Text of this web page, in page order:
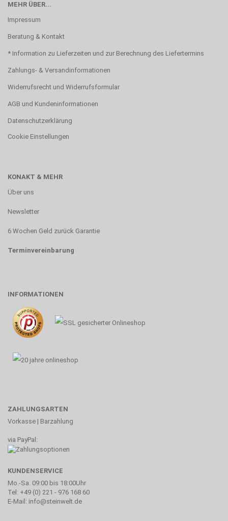
MEHR ÜBER...
Impressum
Beratung & Kontakt
* Information zu Lieferzeiten und zur Berechnung des Liefertermins
Zahlungs- & Versandinformationen
Widerrufsrecht und Widerrufsformular
AGB und Kundeninformationen
Datenschutzerklärung
Cookie Einstellungen
KONAKT & MEHR
Über uns
Newsletter
6 Wochen Geld zurück Garantie
Terminvereinbarung
INFORMATIONEN
ZAHLUNGSARTEN
Vorkasse | Barzahlung
via PayPal:
KUNDENSERVICE
Mo.-Sa. 09:00 bis 18:00Uhr
Tel: +49 (0) 221 - 976 168 60
E-Mail: info@steinwelt.de